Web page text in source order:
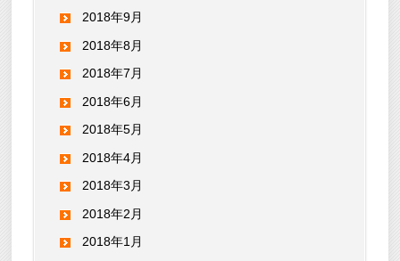
2018年9月
2018年8月
2018年7月
2018年6月
2018年5月
2018年4月
2018年3月
2018年2月
2018年1月